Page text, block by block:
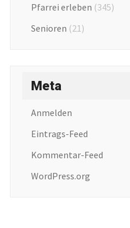
Pfarrei erleben (345)
Senioren (21)
Meta
Anmelden
Eintrags-Feed
Kommentar-Feed
WordPress.org